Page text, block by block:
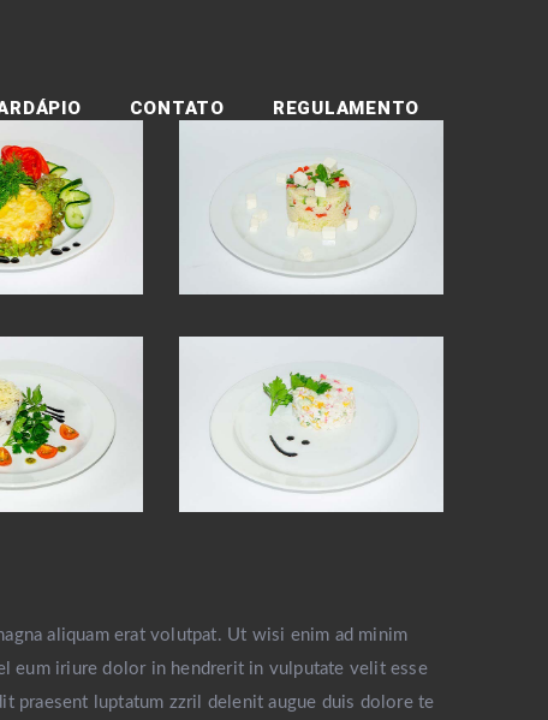
CONTATO REGULAMENTO
aliquam erat volutpat. Ut wisi enim ad minim
eum iriure dolor in hendrerit in vulputate velit esse
praesent luptatum zzril delenit augue duis dolore te